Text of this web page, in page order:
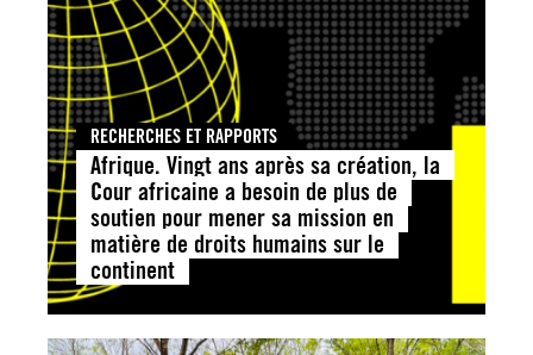
RECHERCHES ET RAPPORTS
Afrique. Vingt ans après sa création, la
Cour africaine a besoin de plus de
soutien pour mener sa mission en
matière de droits humains sur le
continent